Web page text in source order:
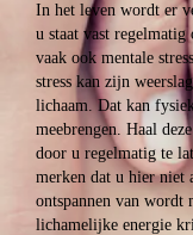
In het leven wordt er
u staat vast
vaak ook mentale
stress kan zijn
lichaam. Dat kan
meebrengen. Haal
door u regelmatig te
merken dat u hier niet
ontspannen van wordt
lichamelijke energie